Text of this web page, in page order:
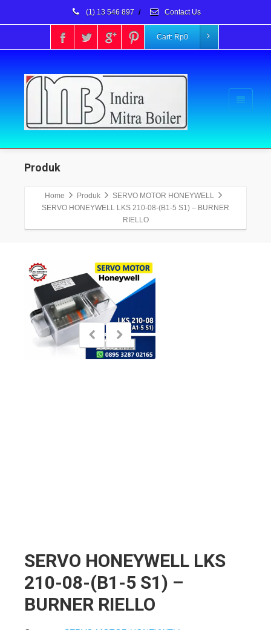
(1) 13 546 897 / Contact Us
Cart: Rp0
Produk
Home Produk
SERVO MOTOR HONEYWELL
SERVO HONEYWELL LKS 210-08-(B1-5 S1) – BURNER
RIELLO
SERVO HONEYWELL LKS
210-08-(B1-5 S1) –
BURNER RIELLO